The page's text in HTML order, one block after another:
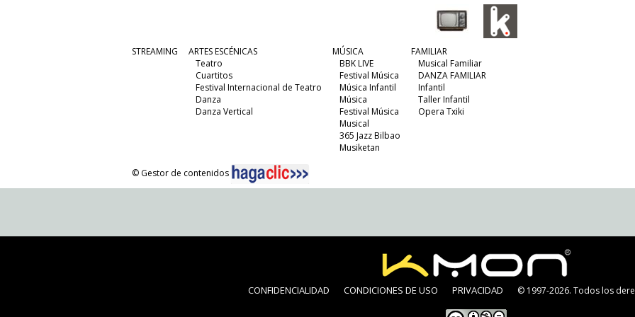
STREAMING
ARTES ESCÉNICAS
Teatro
Cuartitos
Festival Internacional de Teatro
Danza
Danza Vertical
MÚSICA
BBK LIVE
Festival Música
Música Infantil
Música
Festival Música
Musical
365 Jazz Bilbao
Musiketan
FAMILIAR
Musical Familiar
DANZA FAMILIAR
Infantil
Taller Infantil
Opera Txiki
© Gestor de contenidos
CONFIDENCIALIDAD CONDICIONES DE USO PRIVACIDAD © 1997-2026. Todos los